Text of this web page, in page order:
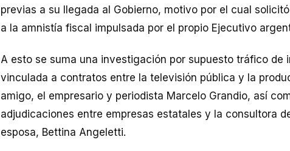
previas a su llegada al Gobierno, motivo por el cual
a la amnistía fiscal impulsada por el propio Ejecutivo
A esto se suma una investigación por supuesto tráfico de
vinculada a contratos entre la televisión pública y la
amigo, el empresario y periodista Marcelo Grandio, así
adjudicaciones entre empresas estatales y la consultora
esposa, Bettina Angeletti.